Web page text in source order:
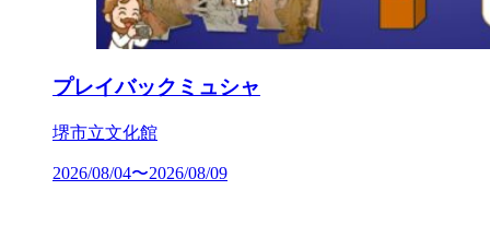
プレイバックミュシャ
堺市立文化館
2026/08/04〜2026/08/09